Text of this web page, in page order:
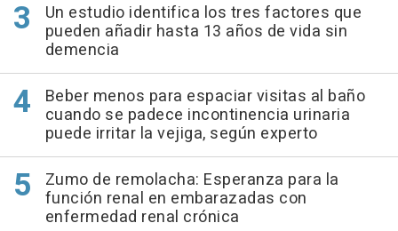
Un estudio identifica los tres factores que
pueden añadir hasta 13 años de vida sin
demencia
Beber menos para espaciar visitas al baño
cuando se padece incontinencia urinaria
puede irritar la vejiga, según experto
Zumo de remolacha: Esperanza para la
función renal en embarazadas con
enfermedad renal crónica